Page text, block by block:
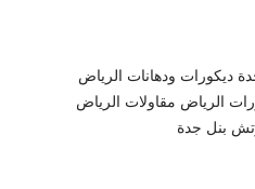
ديكورات ودهانات الرياض
الرياض مقاولات الرياض
بنل جدة